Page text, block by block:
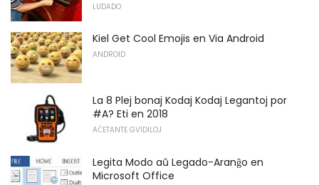
LUDADO
Kiel Get Cool Emojis en Via Android
ANDROID
La 8 Plej bonaj Kodaj Kodaj Legantoj por
#A? Eti en 2018
AĈETANTE GVIDILOJ
Legita Modo aŭ Legado-Aranĝo en
Microsoft Office